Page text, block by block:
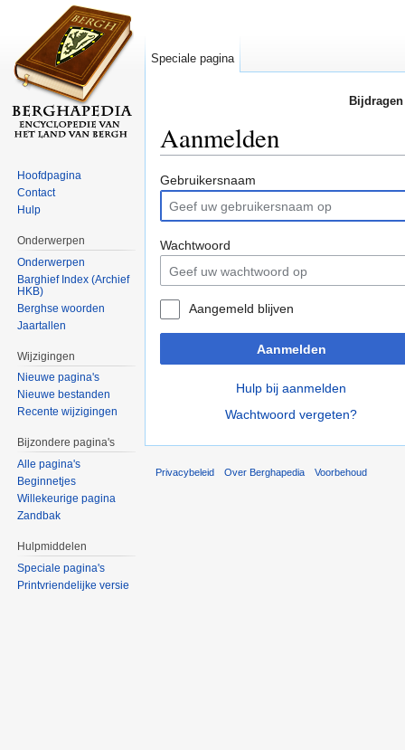
Aanmelden
Gebruikersnaam
Wachtwoord
Aangemeld blijven
Aanmelden
Hulp bij aanmelden
Wachtwoord vergeten?
Speciale pagina
Hoofdpagina
Contact
Hulp
Onderwerpen
Onderwerpen
Barghief Index (Archief
HKB)
Berghse woorden
Jaartallen
Wijzigingen
Nieuwe pagina's
Nieuwe bestanden
Recente wijzigingen
Bijzondere pagina's
Alle pagina's
Beginnetjes
Willekeurige pagina
Zandbak
Hulpmiddelen
Speciale pagina's
Printvriendelijke versie
Privacybeleid Over Berghapedia Voorbehoud